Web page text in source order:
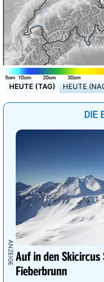
HEUTE (TAG) HEUTE
DIE
Auf in den Skicircus
Fieberbrunn